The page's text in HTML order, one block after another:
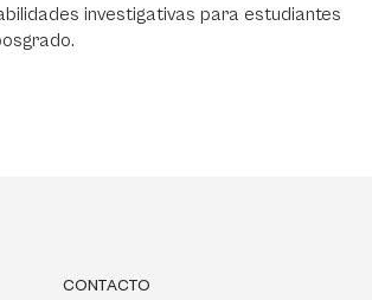
investigativas para estudiantes
CONTACTO